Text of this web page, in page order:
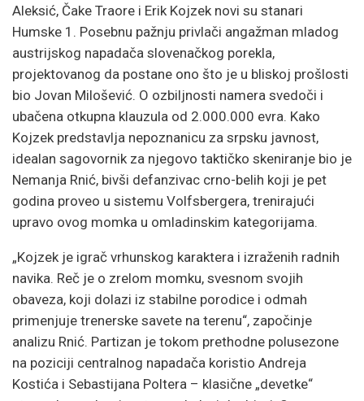
Aleksić, Čake Traore i Erik Kojzek novi su stanari
Humske 1. Posebnu pažnju privlači angažman mladog
austrijskog napadača slovenačkog porekla,
projektovanog da postane ono što je u bliskoj prošlosti
bio Jovan Milošević. O ozbiljnosti namera svedoči i
ubačena otkupna klauzula od 2.000.000 evra. Kako
Kojzek predstavlja nepoznanicu za srpsku javnost,
idealan sagovornik za njegovo taktičko skeniranje bio je
Nemanja Rnić, bivši defanzivac crno-belih koji je pet
godina proveo u sistemu Volfsbergera, trenirajući
upravo ovog momka u omladinskim kategorijama.
„Kojzek je igrač vrhunskog karaktera i izraženih radnih
navika. Reč je o zrelom momku, svesnom svojih
obaveza, koji dolazi iz stabilne porodice i odmah
primenjuje trenerske savete na terenu“, započinje
analizu Rnić. Partizan je tokom prethodne polusezone
na poziciji centralnog napadača koristio Andreja
Kostića i Sebastijana Poltera – klasične „devetke“